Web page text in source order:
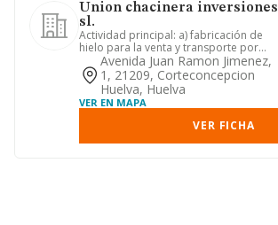
Union chacinera inversiones
sl.
Actividad principal: a) fabricación de
hielo para la venta y transporte por
carretera. -cnae 1089-....
Avenida Juan Ramon Jimenez,
1, 21209, Corteconcepcion
Huelva, Huelva
VER EN MAPA
VER FICHA